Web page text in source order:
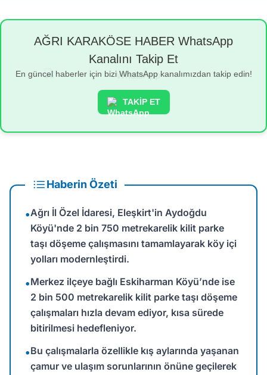
AĞRI KARAKÖSE HABER WhatsApp
Kanalını Takip Et
En güncel haberler için bizi WhatsApp kanalımızdan takip edin!
TAKİP ET
Haberin Özeti
•Ağrı İl Özel İdaresi, Eleşkirt'in Aydoğdu
Köyü'nde 2 bin 750 metrekarelik kilit parke
taşı döşeme çalışmasını tamamlayarak köy içi
yolları modernleştirdi.
•Merkez ilçeye bağlı Eskiharman Köyü’nde ise
2 bin 500 metrekarelik kilit parke taşı döşeme
çalışmaları hızla devam ediyor, kısa sürede
bitirilmesi hedefleniyor.
•Bu çalışmalarla özellikle kış aylarında yaşanan
çamur ve ulaşım sorunlarının önüne geçilerek